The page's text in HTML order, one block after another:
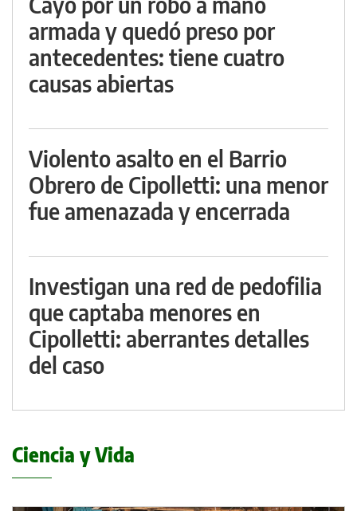
armada y quedó preso por
antecedentes: tiene cuatro
causas abiertas
Violento asalto en el Barrio
Obrero de Cipolletti: una menor
fue amenazada y encerrada
Investigan una red de pedofilia
que captaba menores en
Cipolletti: aberrantes detalles
del caso
Ciencia y Vida